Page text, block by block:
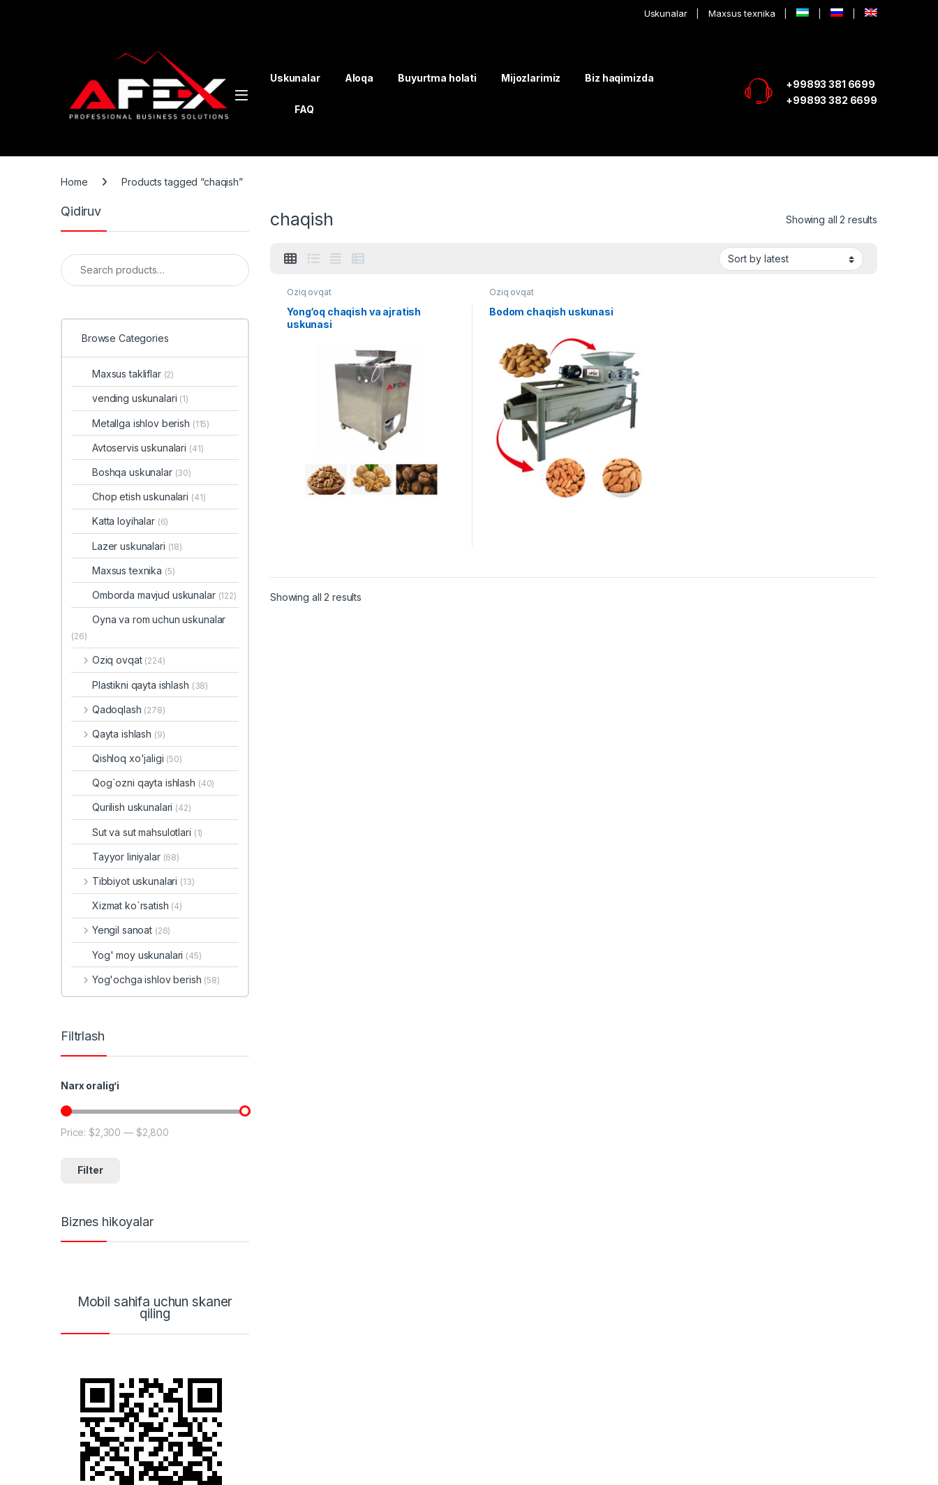
Uskunalar Maxsus texnika
Uskunalar Aloqa Buyurtma holati Mijozlarimiz Biz haqimizda
FAQ
+99893 381 6699
+99893 382 6699
Home Products tagged “chaqish”
chaqish Showing all 2 results
Oziq ovqat
Yong‘oq chaqish va ajratish
uskunasi
Oziq ovqat
Bodom chaqish uskunasi
Showing all 2 results
Qidiruv
Search for:
Browse Categories
Maxsus takliflar (2)
vending uskunalari (1)
Metallga ishlov berish (115)
Avtoservis uskunalari (41)
Boshqa uskunalar (30)
Chop etish uskunalari (41)
Katta loyihalar (6)
Lazer uskunalari (18)
Maxsus texnika (5)
Omborda mavjud uskunalar (122)
Oyna va rom uchun uskunalar
(26)
Oziq ovqat (224)
Plastikni qayta ishlash (38)
Qadoqlash (278)
Qayta ishlash (9)
Qishloq xo'jaligi (50)
Qog`ozni qayta ishlash (40)
Qurilish uskunalari (42)
Sut va sut mahsulotlari (1)
Tayyor liniyalar (68)
Tibbiyot uskunalari (13)
Xizmat ko`rsatish (4)
Yengil sanoat (26)
Yog' moy uskunalari (45)
Yog'ochga ishlov berish (58)
Filtrlash
Narx oralig’i
Min price
Max price
Filter
Price:$2,300 — $2,800
Biznes hikoyalar
Mobil sahifa uchun skaner
qiling